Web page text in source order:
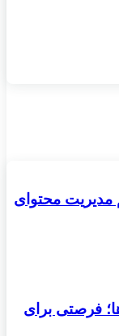
مدیریت محتوای
فرصتی برای